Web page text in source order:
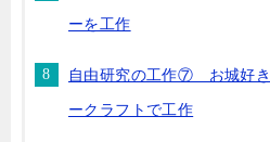
ーを工作
自由研究の工作⑦ お城好
ークラフトで工作